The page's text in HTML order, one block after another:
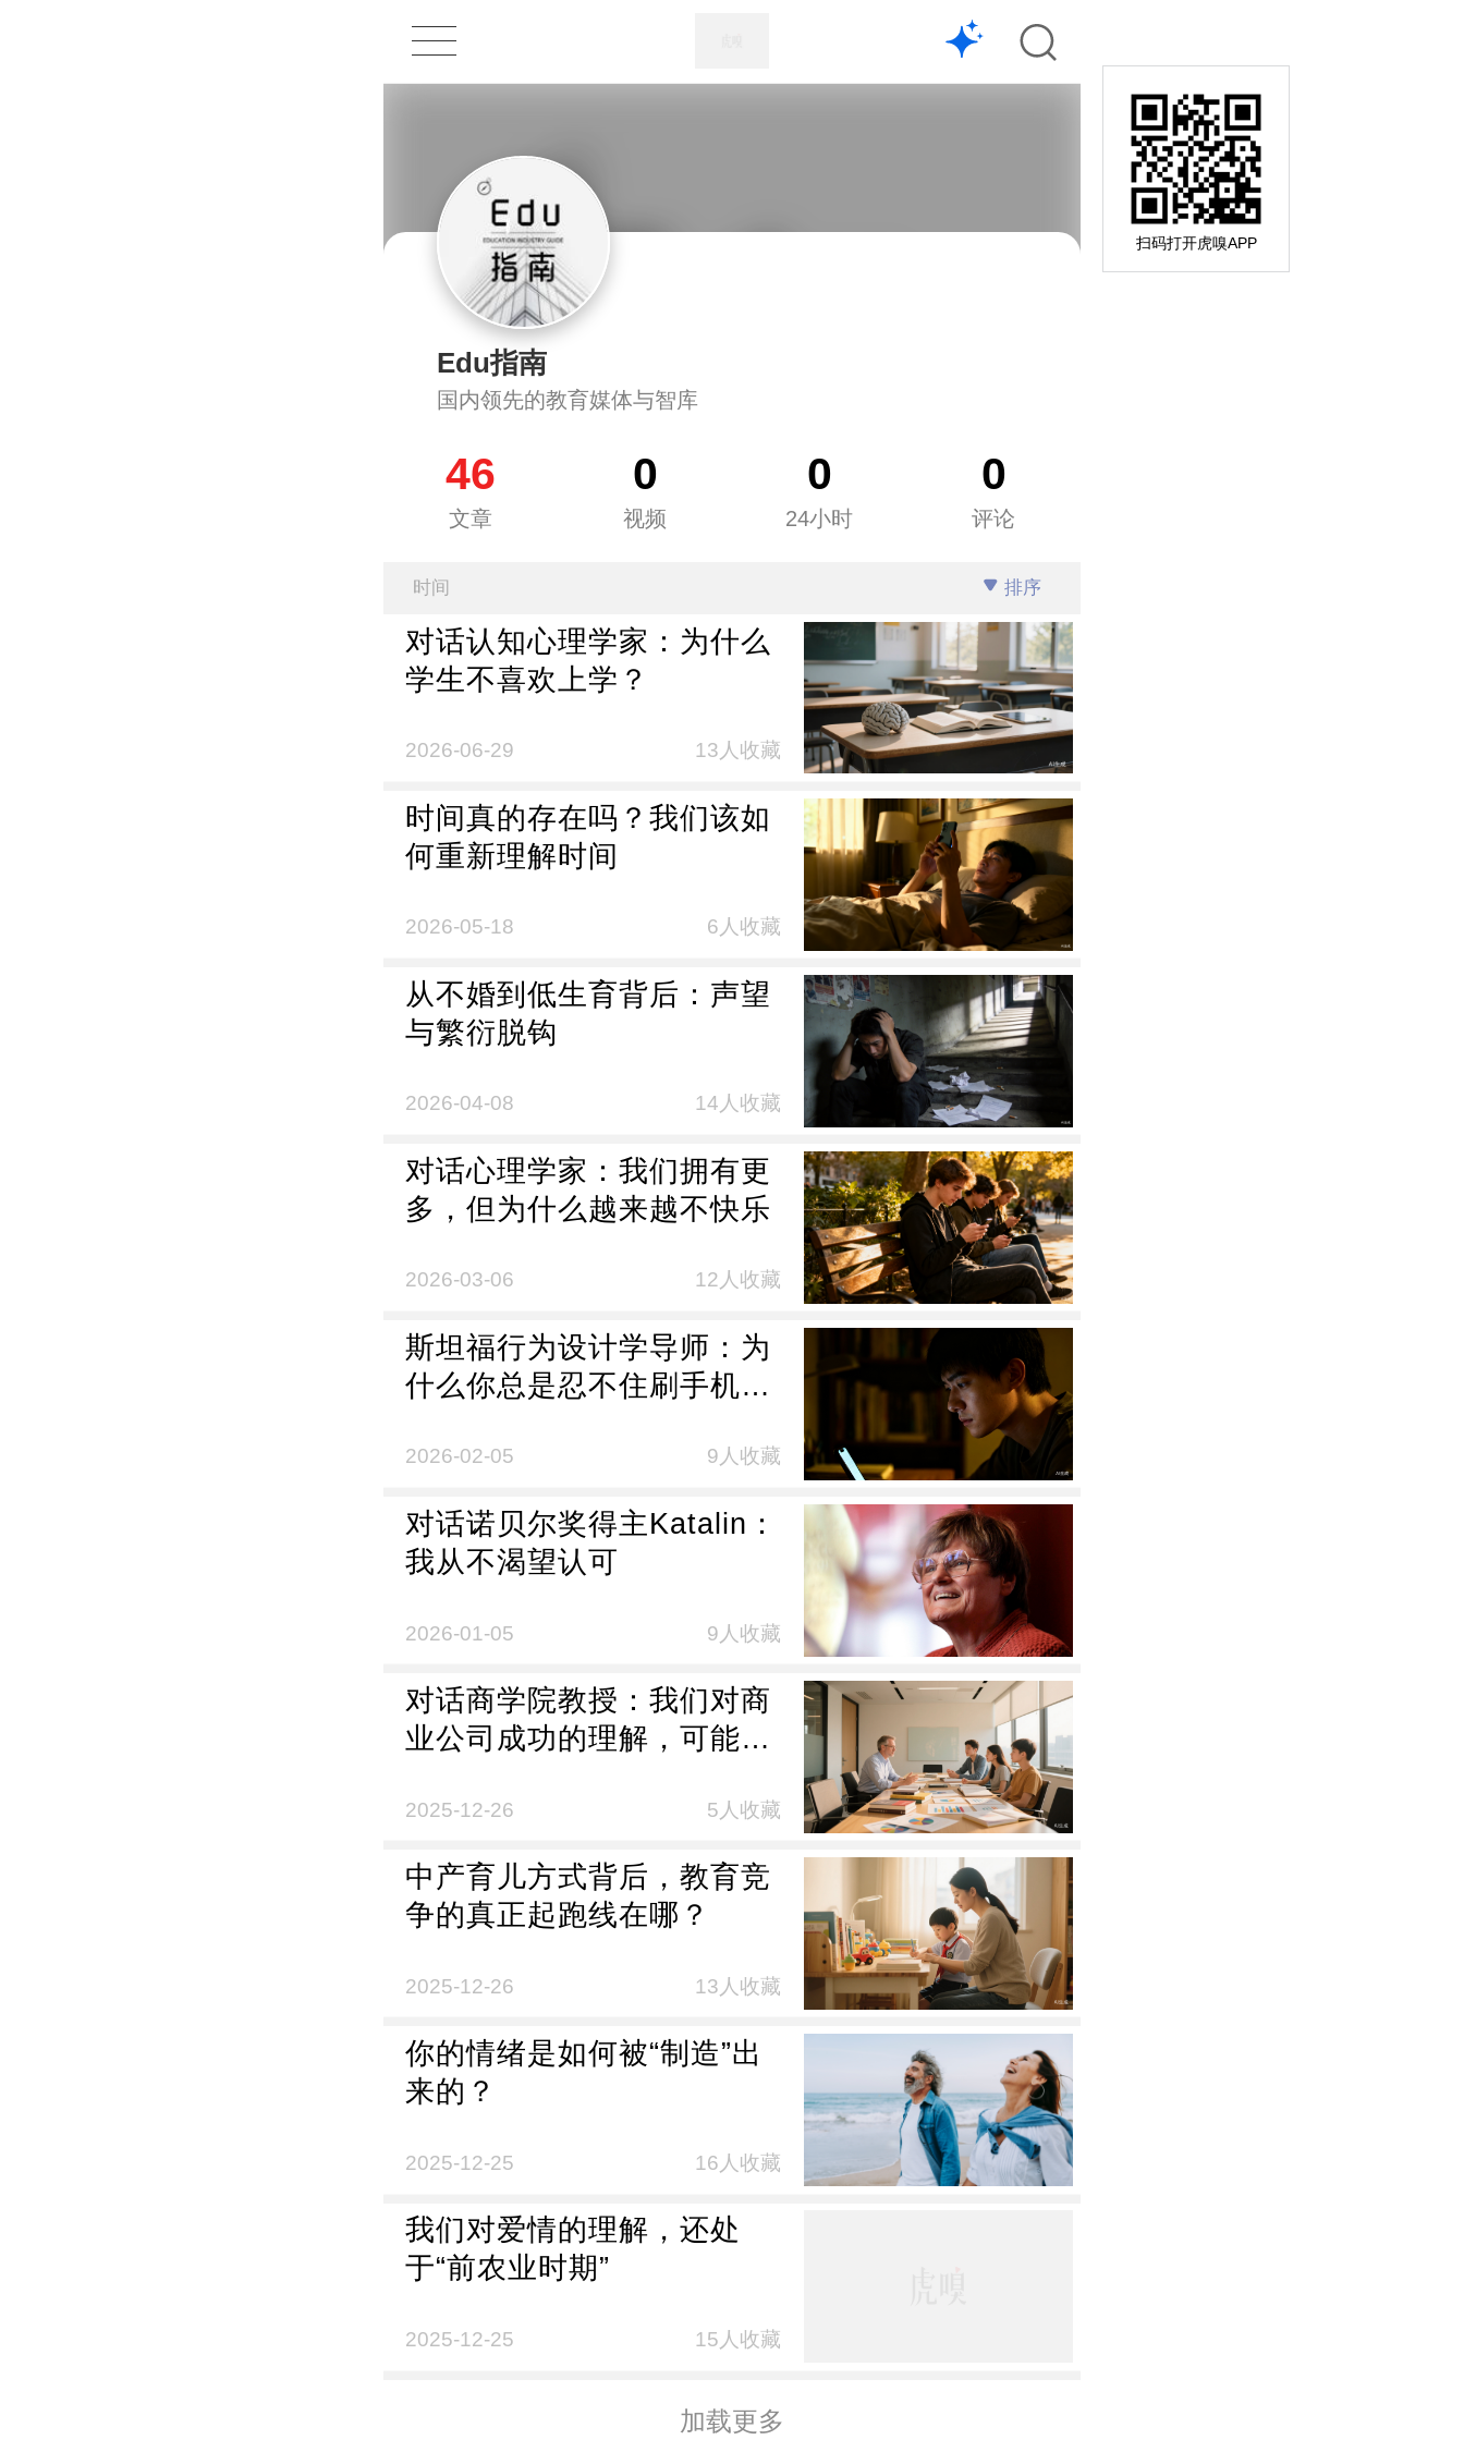
扫码打开虎嗅APP
Edu指南
国内领先的教育媒体与智库
46
文章
0
视频
0
24小时
0
评论
时间 排序
对话认知心理学家：为什么
学生不喜欢上学？
2026-06-29 13人收藏
时间真的存在吗？我们该如
何重新理解时间
2026-05-18 6人收藏
从不婚到低生育背后：声望
与繁衍脱钩
2026-04-08 14人收藏
对话心理学家：我们拥有更
多，但为什么越来越不快乐
2026-03-06 12人收藏
斯坦福行为设计学导师：为
什么你总是忍不住刷手机？
2026-02-05 9人收藏
对话诺贝尔奖得主Katalin：
我从不渴望认可
2026-01-05 9人收藏
对话商学院教授：我们对商
业公司成功的理解，可能都
2025-12-26 5人收藏
中产育儿方式背后，教育竞
争的真正起跑线在哪？
2025-12-26 13人收藏
你的情绪是如何被“制造”出
来的？
2025-12-25 16人收藏
我们对爱情的理解，还处
于“前农业时期”
2025-12-25 15人收藏
加载更多